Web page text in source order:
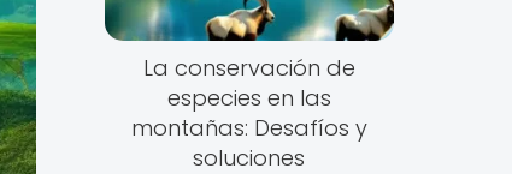
La conservación de
especies en las
montañas: Desafíos y
soluciones